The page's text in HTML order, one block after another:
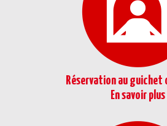
Réservation au
En savoir plus